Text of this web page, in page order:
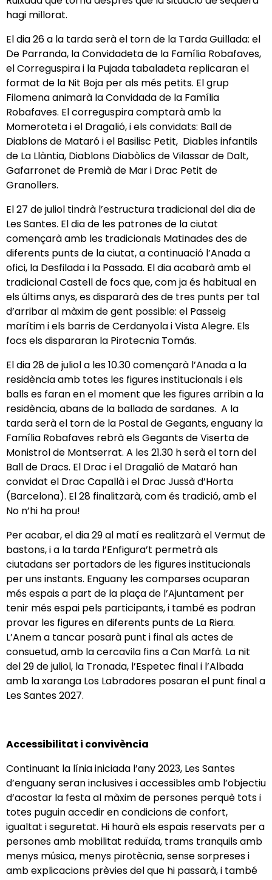
hagi millorat.
El dia 26 a la tarda serà el torn de la Tarda Guillada: el
De Parranda, la Convidadeta de la Família Robafaves,
el Correguspira i la Pujada tabaladeta replicaran el
format de la Nit Boja per als més petits. El grup
Filomena animarà la Convidada de la Família
Robafaves. El correguspira comptarà amb la
Momeroteta i el Dragalió, i els convidats: Ball de
Diablons de Mataró i el Basilisc Petit, Diables infantils
de La Llàntia, Diablons Diabòlics de Vilassar de Dalt,
Gafarronet de Premià de Mar i Drac Petit de
Granollers.
El 27 de juliol tindrà l’estructura tradicional del dia de
Les Santes. El dia de les patrones de la ciutat
començarà amb les tradicionals Matinades des de
diferents punts de la ciutat, a continuació l’Anada a
ofici, la Desfilada i la Passada. El dia acabarà amb el
tradicional Castell de focs que, com ja és habitual en
els últims anys, es dispararà des de tres punts per tal
d’arribar al màxim de gent possible: el Passeig
marítim i els barris de Cerdanyola i Vista Alegre. Els
focs els dispararan la Pirotecnia Tomás.
El dia 28 de juliol a les 10.30 començarà l’Anada a la
residència amb totes les figures institucionals i els
balls es faran en el moment que les figures arribin a la
residència, abans de la ballada de sardanes. A la
tarda serà el torn de la Postal de Gegants, enguany la
Família Robafaves rebrà els Gegants de Viserta de
Monistrol de Montserrat. A les 21.30 h serà el torn del
Ball de Dracs. El Drac i el Dragalió de Mataró han
convidat el Drac Capallà i el Drac Jussà d’Horta
(Barcelona). El 28 finalitzarà, com és tradició, amb el
No n’hi ha prou!
Per acabar, el dia 29 al matí es realitzarà el Vermut de
bastons, i a la tarda l’Enfigura’t permetrà als
ciutadans ser portadors de les figures institucionals
per uns instants. Enguany les comparses ocuparan
més espais a part de la plaça de l’Ajuntament per
tenir més espai pels participants, i també es podran
provar les figures en diferents punts de La Riera.
L’Anem a tancar posarà punt i final als actes de
consuetud, amb la cercavila fins a Can Marfà. La nit
del 29 de juliol, la Tronada, l’Espetec final i l’Albada
amb la xaranga Los Labradores posaran el punt final a
Les Santes 2027.
Accessibilitat i convivència
Continuant la línia iniciada l’any 2023, Les Santes
d’enguany seran inclusives i accessibles amb l’objectiu
d’acostar la festa al màxim de persones perquè tots i
totes puguin accedir en condicions de confort,
igualtat i seguretat. Hi haurà els espais reservats per a
persones amb mobilitat reduïda, trams tranquils amb
menys música, menys pirotècnia, sense sorpreses i
amb explicacions prèvies del que hi passarà, i també